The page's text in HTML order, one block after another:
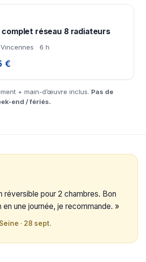
complet réseau 8 radiateurs
6 h
€
+ main-d’œuvre inclus. Pas de
end / fériés.
réversible pour 2 chambres. Bon
une journée, je recommande. »
· 28 sept.